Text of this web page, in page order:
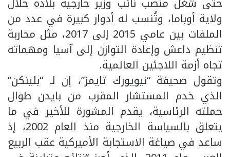
ولاية أوباما، وتُنسب له أدوار كبيرة في عدد من
الملفات بين عامي 2015 إلى 2017، مثل محاربة
تنظيم داعش وإعادة التوازن إلى آسيا ومهماته
تجاه أزمة اللاجئين العالمية.
وتقول صحيفة “نيويورك تايمز”، إن لـ “بلينكن”
الذي خدم المستشار المقرب من بايدن طوال
حملته الرئاسية، يقدم المشورة للأخير في ما
يتعلق بالسياسة الخارجية منذ العام 2002، إذ
ساعد في صياغة الاستجابة الأميركية عقب الربيع